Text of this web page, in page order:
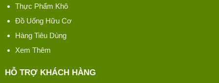
Thực Phẩm Khô
Đồ Uống Hữu Cơ
Hàng Tiêu Dùng
Xem Thêm
HỖ TRỢ KHÁCH HÀNG